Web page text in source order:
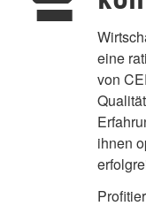
eine
von
ihnen